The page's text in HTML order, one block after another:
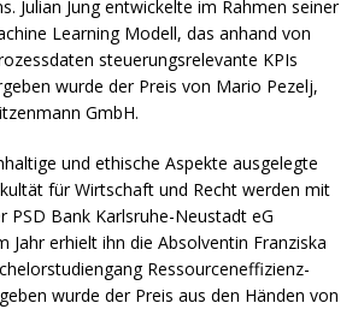
Julian Jung entwickelte im Rahmen seiner
Learning Modell, das anhand von
steuerungsrelevante KPIs
wurde der Preis von Mario Pezelj,
GmbH.
und ethische Aspekte ausgelegte
für Wirtschaft und Recht werden mit
PSD Bank Karlsruhe-Neustadt eG
Jahr erhielt ihn die Absolventin Franziska
Ressourceneffizienz-
wurde der Preis aus den Händen von